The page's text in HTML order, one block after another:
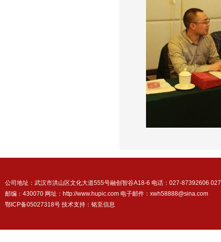
公司地址：武汉市洪山区文化大道555号融创智谷A18-6 电话：027-87392606
邮编：430070 网址：http://www.hupic.com 电子邮件：xwh58888@sina.com
鄂ICP备05027318号 技术支持： 铭至信息